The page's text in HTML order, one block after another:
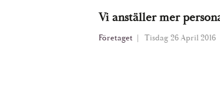
Vi anställer mer
Företaget Tisdag 26 April 2016